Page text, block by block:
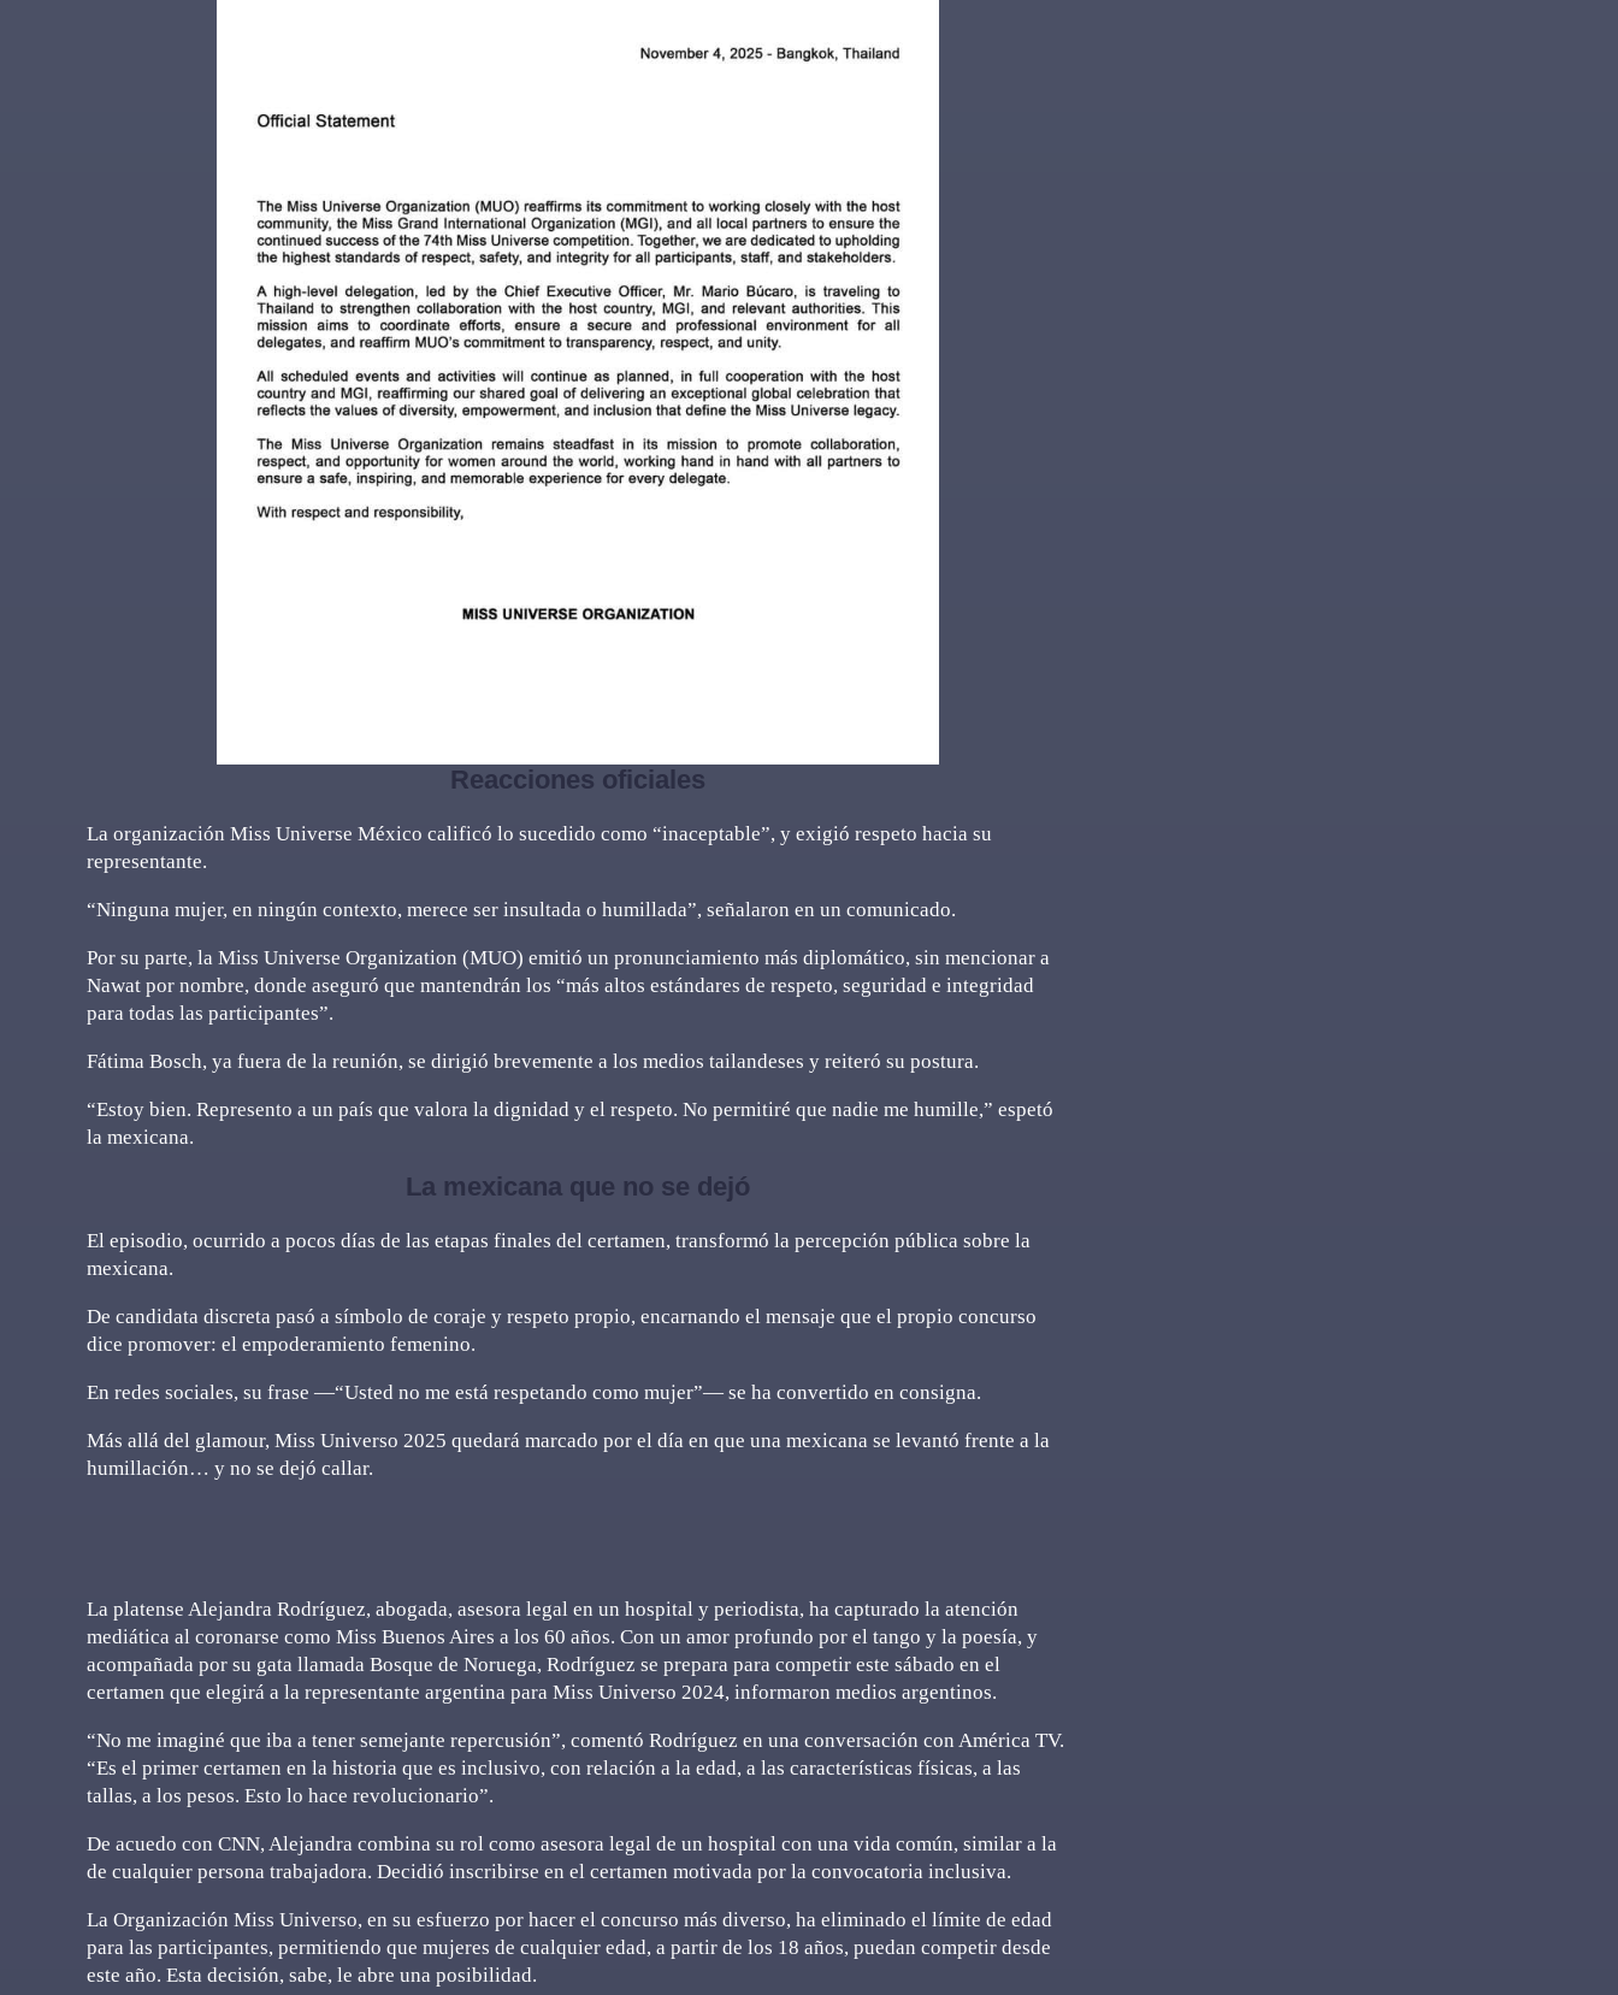
Reacciones oficiales
La organización Miss Universe México calificó lo sucedido como “inaceptable”, y exigió respeto hacia su
representante.
“Ninguna mujer, en ningún contexto, merece ser insultada o humillada”, señalaron en un comunicado.
Por su parte, la Miss Universe Organization (MUO) emitió un pronunciamiento más diplomático, sin mencionar a
Nawat por nombre, donde aseguró que mantendrán los “más altos estándares de respeto, seguridad e integridad
para todas las participantes”.
Fátima Bosch, ya fuera de la reunión, se dirigió brevemente a los medios tailandeses y reiteró su postura.
“Estoy bien. Represento a un país que valora la dignidad y el respeto. No permitiré que nadie me humille,” espetó
la mexicana.
La mexicana que no se dejó
El episodio, ocurrido a pocos días de las etapas finales del certamen, transformó la percepción pública sobre la
mexicana.
De candidata discreta pasó a símbolo de coraje y respeto propio, encarnando el mensaje que el propio concurso
dice promover: el empoderamiento femenino.
En redes sociales, su frase —“Usted no me está respetando como mujer”— se ha convertido en consigna.
Más allá del glamour, Miss Universo 2025 quedará marcado por el día en que una mexicana se levantó frente a la
humillación… y no se dejó callar.
La platense Alejandra Rodríguez, abogada, asesora legal en un hospital y periodista, ha capturado la atención
mediática al coronarse como Miss Buenos Aires a los 60 años. Con un amor profundo por el tango y la poesía, y
acompañada por su gata llamada Bosque de Noruega, Rodríguez se prepara para competir este sábado en el
certamen que elegirá a la representante argentina para Miss Universo 2024, informaron medios argentinos.
“No me imaginé que iba a tener semejante repercusión”, comentó Rodríguez en una conversación con América TV.
“Es el primer certamen en la historia que es inclusivo, con relación a la edad, a las características físicas, a las
tallas, a los pesos. Esto lo hace revolucionario”.
De acuedo con CNN, Alejandra combina su rol como asesora legal de un hospital con una vida común, similar a la
de cualquier persona trabajadora. Decidió inscribirse en el certamen motivada por la convocatoria inclusiva.
La Organización Miss Universo, en su esfuerzo por hacer el concurso más diverso, ha eliminado el límite de edad
para las participantes, permitiendo que mujeres de cualquier edad, a partir de los 18 años, puedan competir desde
este año. Esta decisión, sabe, le abre una posibilidad.